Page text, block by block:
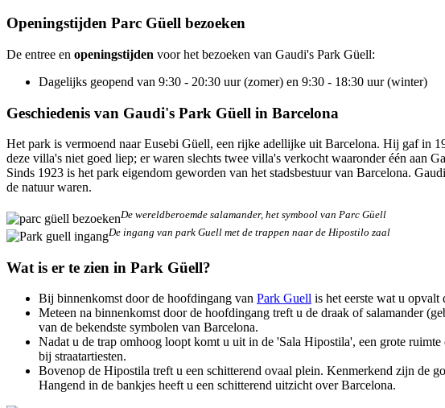
Openingstijden Parc Güell bezoeken
De entree en openingstijden voor het bezoeken van Gaudi's Park Güell:
Dagelijks geopend van 9:30 - 20:30 uur (zomer) en 9:30 - 18:30 uur (winter)
Geschiedenis van Gaudi's Park Güell in Barcelona
Het park is vermoend naar Eusebi Güell, een rijke adellijke uit Barcelona. Hij gaf in
deze villa's niet goed liep; er waren slechts twee villa's verkocht waaronder één aan
Sinds 1923 is het park eigendom geworden van het stadsbestuur van Barcelona.
de natuur waren.
De wereldberoemde salamander, het symbool van Parc Güell
De ingang van park Guell met de trappen naar de Hipostilo zaal
Wat is er te zien in Park Güell?
Bij binnenkomst door de hoofdingang van Park Guell is het eerste wat u opvalt
Meteen na binnenkomst door de hoofdingang treft u de draak of salamander
van de bekendste symbolen van Barcelona.
Nadat u de trap omhoog loopt komt u uit in de 'Sala Hipostila', een grote
bij straatartiesten.
Bovenop de Hipostila treft u een schitterend ovaal plein. Kenmerkend zijn de
Hangend in de bankjes heeft u een schitterend uitzicht over Barcelona.